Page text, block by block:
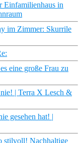
Einfamilienhaus in
im Zimmer: Skurrile
eine große Frau zu
| Terra X Lesch &
gesehen hat! |
stilvoll! Nachhaltige